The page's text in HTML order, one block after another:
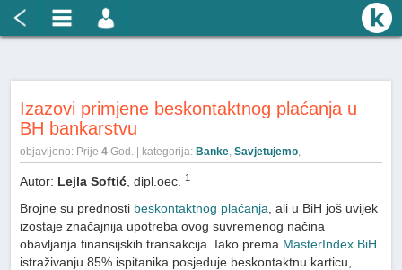
Izazovi primjene beskontaktnog plaćanja u
BH bankarstvu
objavljeno: Prije4 God. | kategorija: Banke,Savjetujemo,
Autor: Lejla Softić , dipl.oec.1
Brojne su prednosti beskontaktnog plaćanja , ali u BiH još uvijek
izostaje značajnija upotreba ovog suvremenog načina
obavljanja finansijskih transakcija. Iako prema MasterIndex BiH
istraživanju 85% ispitanika posjeduje beskontaktnu karticu,